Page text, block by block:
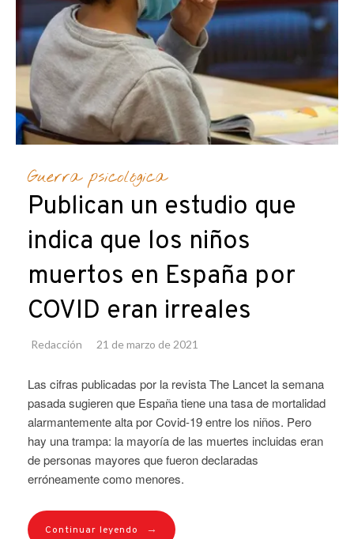
Guerra psicológica
Publican un estudio que
indica que los niños
muertos en España por
COVID eran irreales
Redacción 21 de marzo de 2021
Las cifras publicadas por la revista The Lancet la semana
pasada sugieren que España tiene una tasa de mortalidad
alarmantemente alta por Covid-19 entre los niños. Pero
hay una trampa: la mayoría de las muertes incluidas eran
de personas mayores que fueron declaradas
erróneamente como menores.
Continuar leyendo →